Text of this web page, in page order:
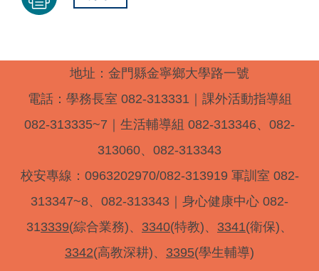
地址：金門縣金寧鄉大學路一號
電話：學務長室 082-313331｜課外活動指導組
082-313335~7｜生活輔導組 082-313346、082-
313060、082-313343
校安專線：0963202970/082-313919 軍訓室 082-
313347~8、082-313343｜身心健康中心 082-
313339(綜合業務)、 3340(特教)、 3341(衛保)、
3342(高教深耕)、 3395(學生輔導)